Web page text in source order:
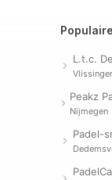
L.t.c.
Nijmegen
Padel-